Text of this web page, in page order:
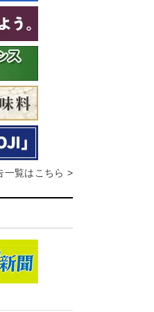
一覧はこちら >